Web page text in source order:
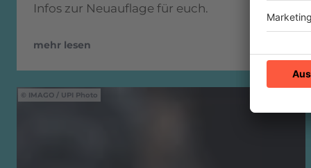
Infos zur Neuauflage für euch.
mehr lesen
IMAGO / UPI Photo